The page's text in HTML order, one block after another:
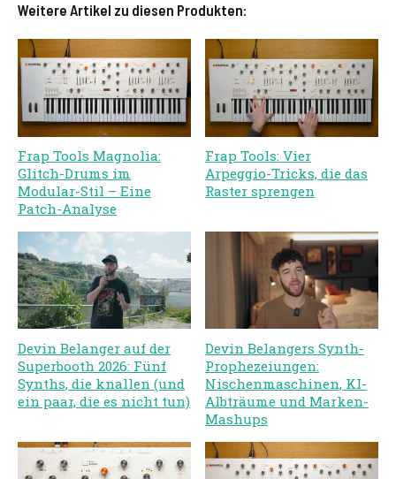
Weitere Artikel zu diesen Produkten:
Frap Tools Magnolia:
Glitch-Drums im
Modular-Stil – Eine
Patch-Analyse
Frap Tools: Vier
Arpeggio-Tricks, die das
Raster sprengen
Devin Belanger auf der
Superbooth 2026: Fünf
Synths, die knallen (und
ein paar, die es nicht tun)
Devin Belangers Synth-
Prophezeiungen:
Nischenmaschinen, KI-
Albträume und Marken-
Mashups